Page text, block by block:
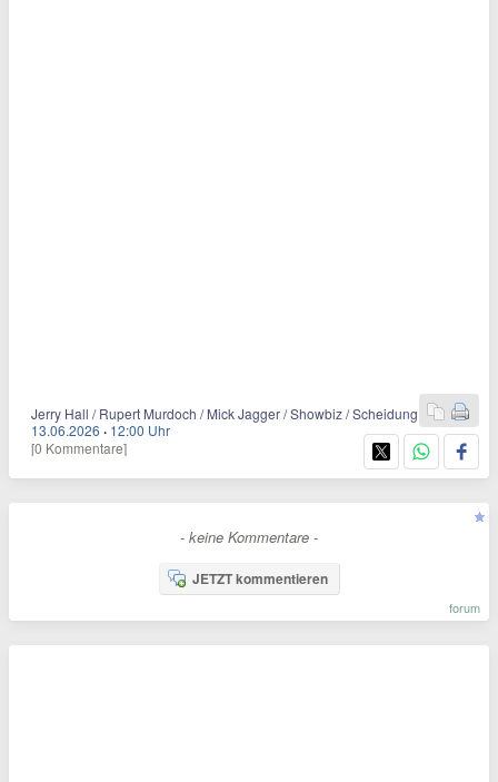
Jerry Hall / Rupert Murdoch / Mick Jagger / Showbiz / Scheidung
13.06.2026 · 12:00 Uhr
[0 Kommentare]
- keine Kommentare -
JETZT kommentieren
forum